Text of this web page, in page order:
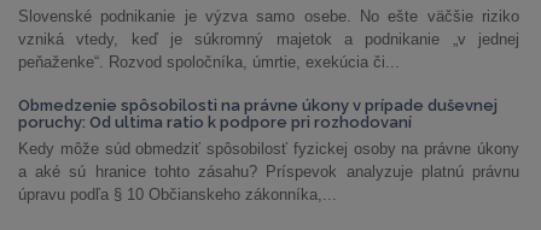
Slovenské podnikanie je výzva samo osebe. No ešte väčšie riziko
vzniká vtedy, keď je súkromný majetok a podnikanie „v jednej
peňaženke“. Rozvod spoločníka, úmrtie, exekúcia či...
Obmedzenie spôsobilosti na právne úkony v prípade duševnej
poruchy: Od ultima ratio k podpore pri rozhodovaní
Kedy môže súd obmedziť spôsobilosť fyzickej osoby na právne úkony
a aké sú hranice tohto zásahu? Príspevok analyzuje platnú právnu
úpravu podľa § 10 Občianskeho zákonníka,...